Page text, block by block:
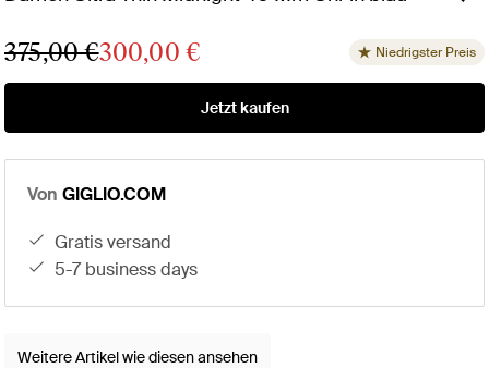
375,00 €300,00 € Niedrigster Preis
Jetzt kaufen
Von GIGLIO.COM
gratis versand
5-7 business days
Weitere Artikel wie diesen ansehen